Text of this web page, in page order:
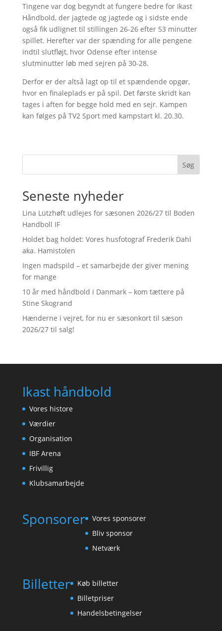
Tingene var dog begyndt at fungere bedre for Ikast
Håndbold, der jagtede og jagtede og i sidste ende
også fik udlignet til stillingen 26-26 efter 53 minutter
spillet. Herefter var der spænding for alle pengene
indtil slutfløjt, hvor Odense efter intense
slutminutter løb med sejren på 30-28.
Derfor er der altså lagt op til et spændende opgør,
hvor en finaleplads er på spil. Det første skridt kan
tages i aften for begge hold med en sejr. Kampen
kan følges på TV2 Sport med kampstart kl. 20.30.
Søg
Seneste nyheder
Lina Lützhøft udlejes for sæsonen 2026/27 til Boden
Handboll IF
Holdet bag holdet: Vores husfotograf Frederik Dahl
aka. Hamistolen
Ingen madspild – et samarbejde der giver mening
for mange
10 år med håndbold i Danmark – kom tættere på
Stine Skogrand
Hænderne i vejret, for nu er sæsonkort til sæson
2026/27 til salg!
Ikast håndbold
Vores histore
Værdier
Organisation
IBF Arena
Frivillig
Klubsamarbejde
Sponsorer
Vores sponsorer
Bliv sponsor
Netværk
Billetter
Køb billetter
Billetpriser
Handelsbetingelser